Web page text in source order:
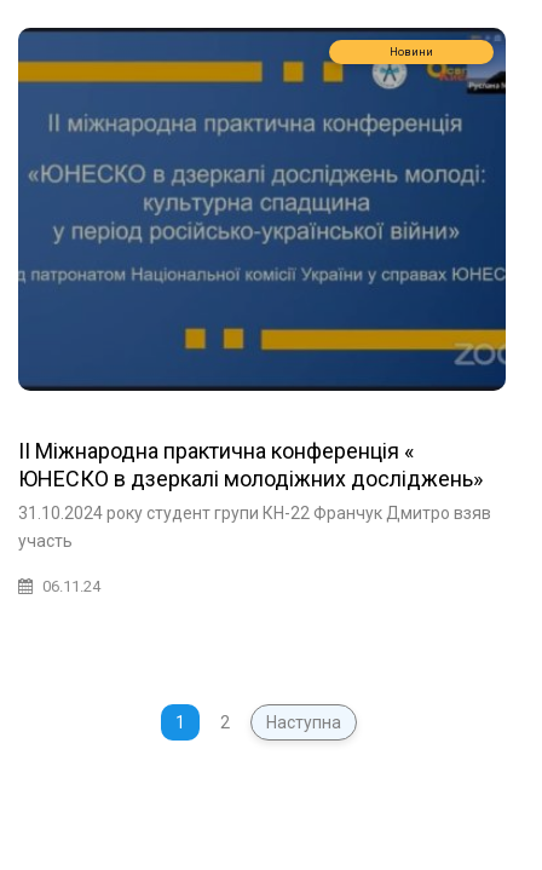
Новини
II Міжнародна практична конференція «
ЮНЕСКО в дзеркалі молодіжних досліджень»
31.10.2024 року студент групи КН-22 Франчук Дмитро взяв
участь
06.11.24
1 2 Наступна